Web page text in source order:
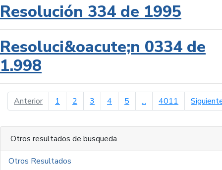
Resolución 334 de 1995
Resoluci&oacute;n 0334 de
1.998
Anteriorpágina anterior
1 2 3 4 5 ... 4011
Otros resultados de busqueda
Otros Resultados